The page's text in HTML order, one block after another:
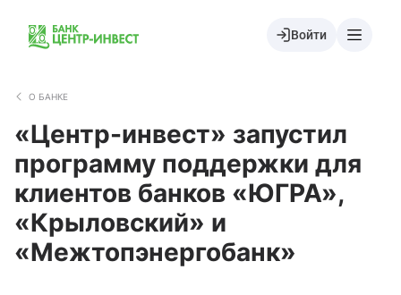
Войти
О БАНКЕ
«Центр-инвест» запустил
программу поддержки для
клиентов банков «ЮГРА»,
«Крыловский» и
«Межтопэнергобанк»